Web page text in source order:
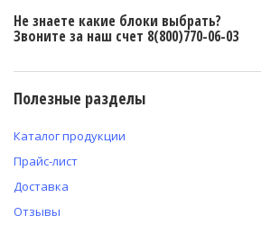
Не знаете какие блоки выбрать?
Звоните за наш счет 8(800)770-06-03
Полезные разделы
Каталог продукции
Прайс-лист
Доставка
Отзывы